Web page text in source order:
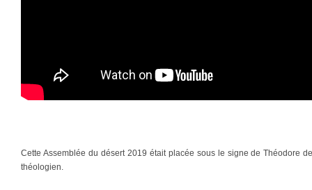
Cette Assemblée du désert 2019 était placée sous le signe de Théodore
théologien.